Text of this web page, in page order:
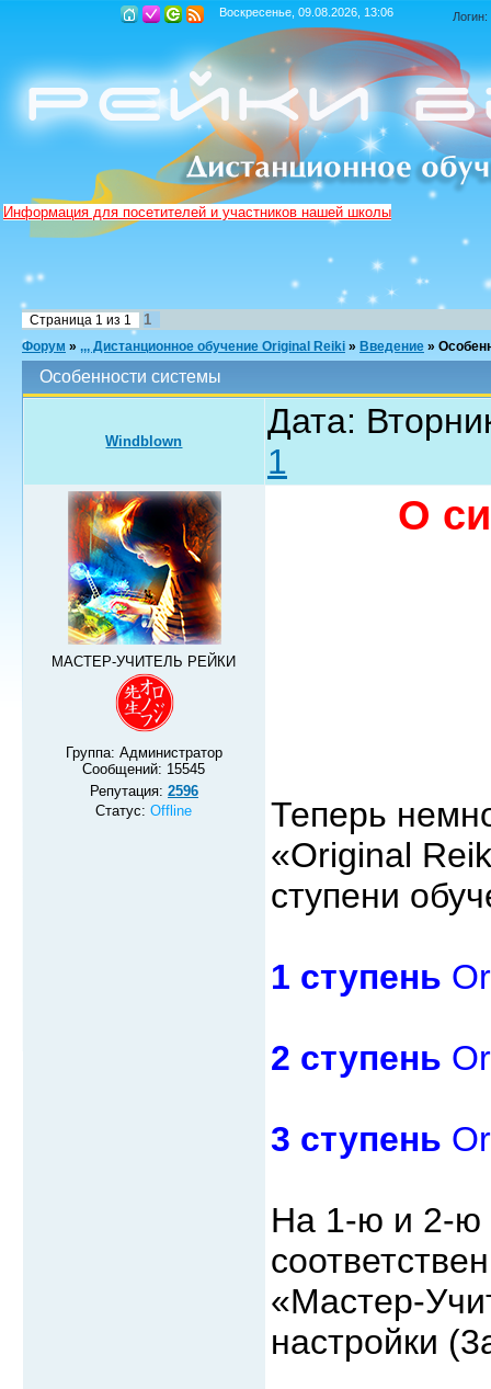
Воскресенье, 09.08.2026, 13:06 Логин:
Информация для посетителей и участников нашей школы
Страница 1 из 1 1
Форум » ,,, Дистанционное обучение Original Reiki » Введение »
Особенности системы
Windblown
Дата:
1
МАСТЕР-УЧИТЕЛЬ РЕЙКИ
Группа: Администратор
Сообщений: 15545
Репутация: 2596
Статус:Offline
О
Теперь
«Original
ступени
1 ступень
2 ступень
3 ступень
На 1-ю и 2-ю
«Мастер-
настройки